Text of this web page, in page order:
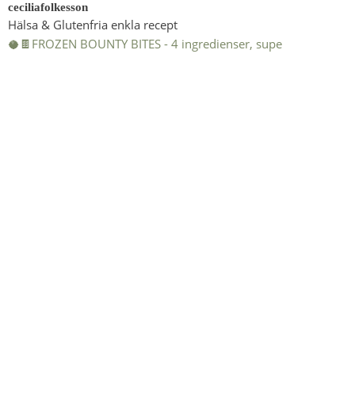
ceciliafolkesson
Hälsa & Glutenfria enkla recept
🥥🍫FROZEN BOUNTY BITES - 4 ingredienser, supe